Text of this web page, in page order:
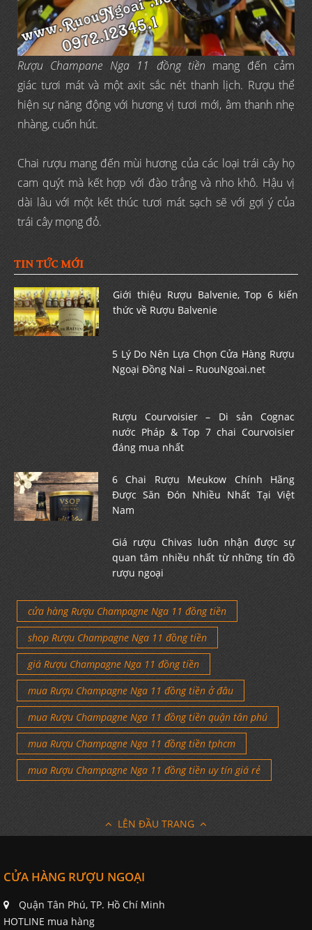
Rượu Champane Nga 11 đồng tiền mang đến cảm
giác tươi mát và một axit sắc nét thanh lịch. Rượu thể
hiện sự năng động với hương vị tươi mới, âm thanh nhẹ
nhàng, cuốn hút.
Chai rượu mang đến mùi hương của các loại trái cây họ
cam quýt mà kết hợp với đào trắng và nho khô. Hậu vị
dài lâu với một kết thúc tươi mát sạch sẽ với gợi ý của
trái cây mọng đỏ.
TIN TỨC MỚI
Giới thiệu Rượu Balvenie, Top 6 kiến
thức về Rượu Balvenie
5 Lý Do Nên Lựa Chọn Cửa Hàng Rượu
Ngoại Đồng Nai – RuouNgoai.net
Rượu Courvoisier – Di sản Cognac
nước Pháp & Top 7 chai Courvoisier
đáng mua nhất
6 Chai Rượu Meukow Chính Hãng
Được Săn Đón Nhiều Nhất Tại Việt
Nam
Giá rượu Chivas luôn nhận được sự
quan tâm nhiều nhất từ những tín đồ
rượu ngoại
cửa hàng Rượu Champagne Nga 11 đồng tiền
shop Rượu Champagne Nga 11 đồng tiền
giá Rượu Champagne Nga 11 đồng tiền
mua Rượu Champagne Nga 11 đồng tiền ở đâu
mua Rượu Champagne Nga 11 đồng tiền quận tân phú
mua Rượu Champagne Nga 11 đồng tiền tphcm
mua Rượu Champagne Nga 11 đồng tiền uy tín giá rẻ
LÊN ĐẦU TRANG
CỬA HÀNG RƯỢU NGOẠI
Quận Tân Phú, TP. Hồ Chí Minh
HOTLINE mua hàng